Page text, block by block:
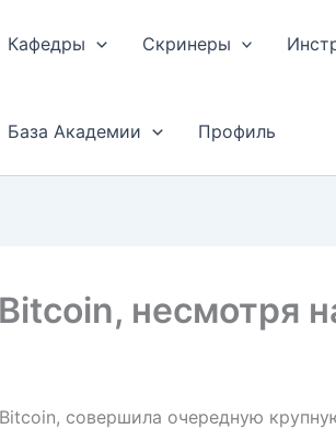
Кафедры Скринеры
База Академии Профиль
несмотря
совершила очередную